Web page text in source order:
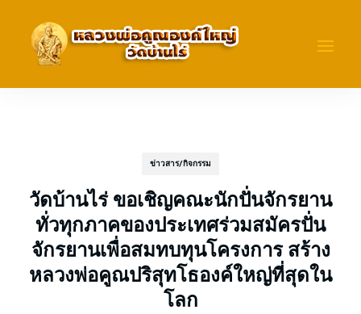
ข่าวสาร/กิจกรรม
วัดบ้านไร่ ขอเชิญคณะนักปั่นจักรยาน
ทั่วทุกภาคของประเทศร่วมสมัครปั่น
จักรยานเพื่อสมทบทุนโครงการ สร้าง
หลวงพ่อคูณปริสุทโธองค์ใหญ่ที่สุดใน
โลก